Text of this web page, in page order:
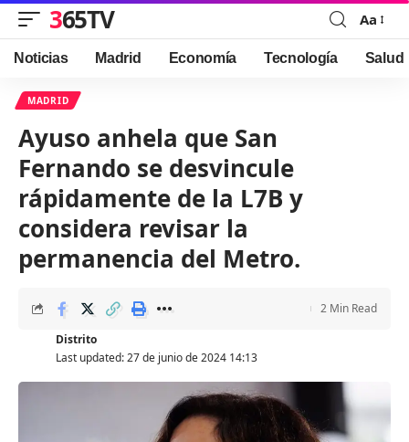
365TV
Font
Resizer
Aa
Noticias Madrid Economía Tecnología Salud
MADRID
Ayuso anhela que San
Fernando se desvincule
rápidamente de la L7B y
considera revisar la
permanencia del Metro.
Last updated: 27 de junio de 2024 14:13
Distrito
2 Min Read